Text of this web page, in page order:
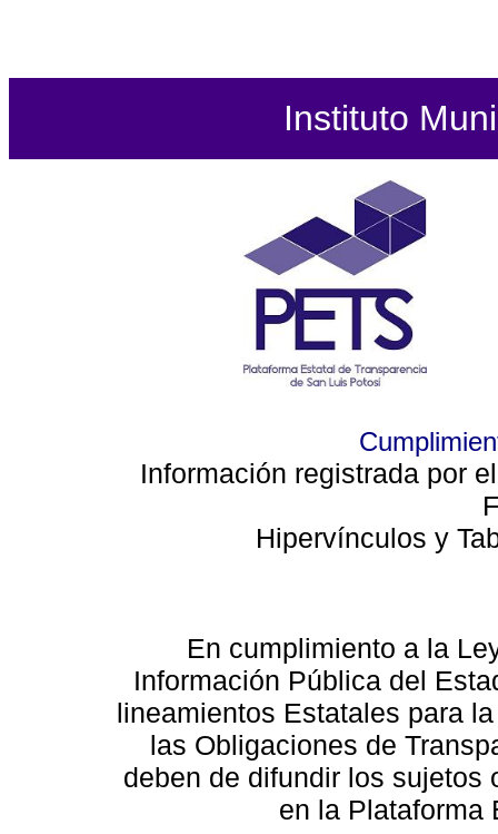
Instituto
Información registrada por
Hipervínculos y
En cumplimiento a la
Información Pública del
lineamientos Estatales para
las Obligaciones de
deben de difundir los sujetos
en la Plataforma